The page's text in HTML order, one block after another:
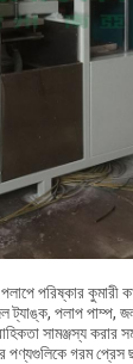
পলাপে পরিষ্কার
ট্যাঙ্ক, পলাপ পাম্প,
সামঞ্জস্য করার
পণ্যগুলিকে গরম প্রেস